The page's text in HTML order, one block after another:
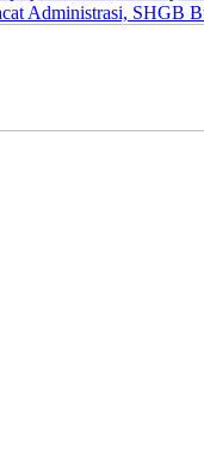
Administrasi, SHGB